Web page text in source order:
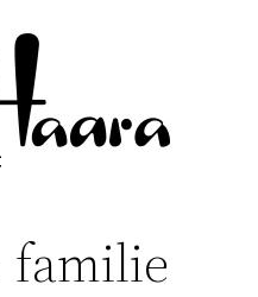
familie